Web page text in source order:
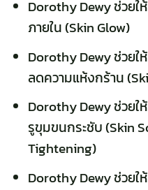
Dorothy Dewyช่วยใ
ภายใน (Skin Glow)
Dorothy Dewy ช่วยใ
ลดความแห้งกร้าน
Dorothy Dewy ช่วยใ
รูขุมขนกระชับ (Skin
Tightening)
Dorothy Dewy ช่วย